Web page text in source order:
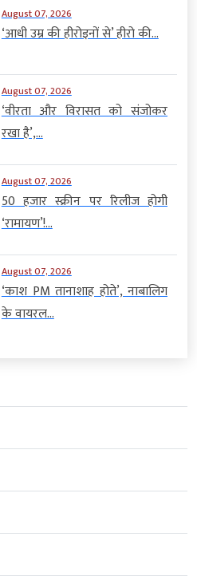
August 07, 2026
‘आधी उम्र की हीरोइनों से’ हीरो की...
August 07, 2026
‘वीरता और विरासत को संजोकर
रखा है’,...
August 07, 2026
50 हजार स्क्रीन पर रिलीज होगी
‘रामायण’!...
August 07, 2026
‘काश PM तानाशाह होते’, नाबालिग
के वायरल...